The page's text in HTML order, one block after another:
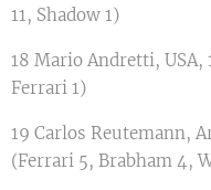
11, Shadow 1)
18 Mario Andretti, USA,
Ferrari 1)
19 Carlos Reutemann,
(Ferrari 5, Brabham 4,